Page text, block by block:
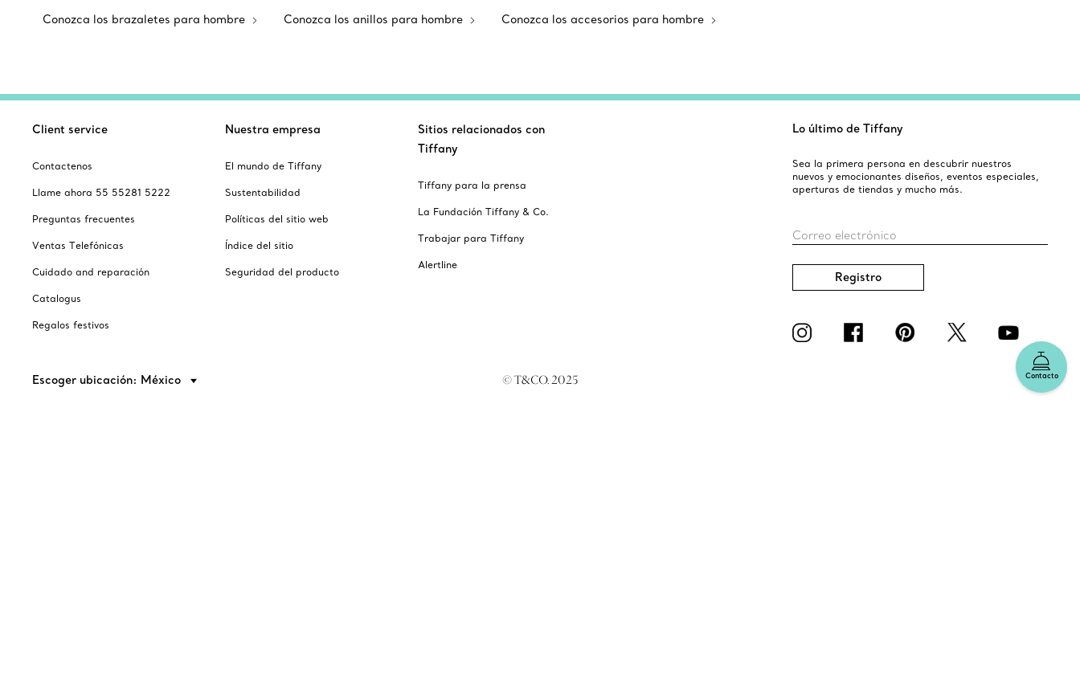
Conozca los brazaletes para hombre Conozca los anillos para hombre Conozca los accesorios para hombre
Contacto
Client service
Contactenos
Llame ahora 55 55281 5222
Preguntas frecuentes
Ventas Telefónicas
Cuidado and reparación
Catalogus
Regalos festivos
Nuestra empresa
El mundo de Tiffany
Sustentabilidad
Políticas del sitio web
Índice del sitio
Seguridad del producto
Sitios relacionados con
Tiffany
Tiffany para la prensa
La Fundación Tiffany & Co.
Trabajar para Tiffany
Alertline
Lo último de Tiffany
Sea la primera persona en descubrir nuestros
nuevos y emocionantes diseños, eventos especiales,
aperturas de tiendas y mucho más.
Correo electrónico
Registro
Escoger ubicación: México © T&CO. 2025